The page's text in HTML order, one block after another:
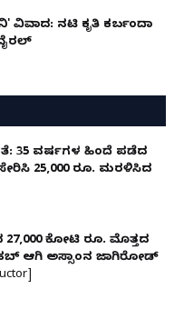
ವಿವಾದ: ನಟಿ ಕೃತಿ ಕರ್ಬಂದಾ
35 ವರ್ಷಗಳ ಹಿಂದೆ ಪಡೆದ
ಸೇರಿಸಿ 25,000 ರೂ. ಮರಳಿಸಿದ
ಕೋಟಿ ರೂ. ಮೊತ್ತದ
ಆಗಿ ಅಸ್ಸಾಂನ ಜಾಗಿರೋಡ್